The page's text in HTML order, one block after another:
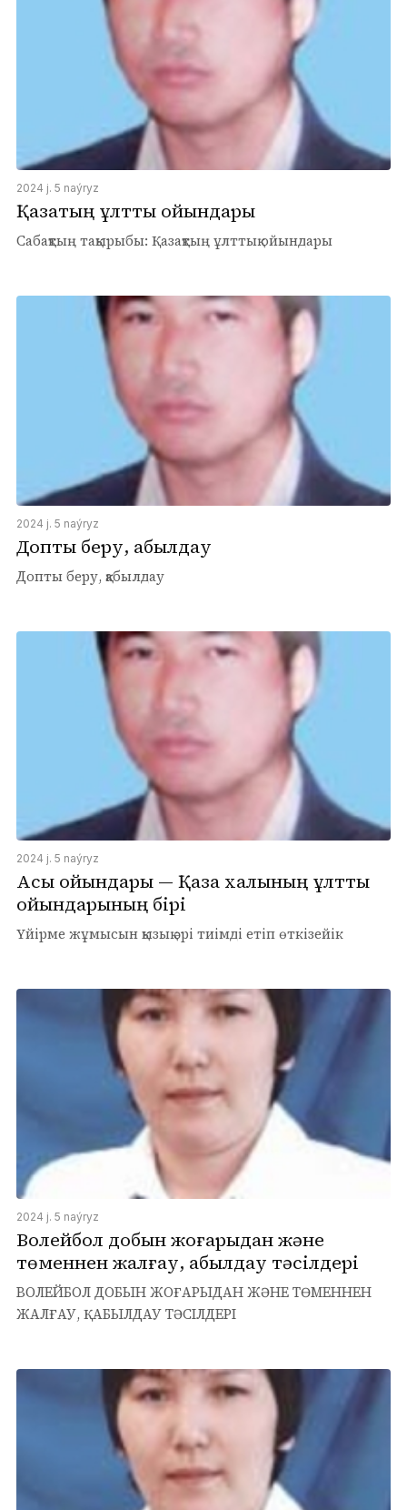
2024 j. 5 naýryz
Қазақтың ұлттық ойындары
Сабақтың тақырыбы: Қазақтың ұлттық ойындары
2024 j. 5 naýryz
Допты беру, қабылдау
Допты беру, қабылдау
2024 j. 5 naýryz
Асық ойындары — Қазақ халқының ұлттық
ойындарының бірі
Үйірме жұмысын қызық әрі тиімді етіп өткізейік
2024 j. 5 naýryz
Волейбол добын жоғарыдан және
төменнен жалғау, қабылдау тәсілдері
ВОЛЕЙБОЛ ДОБЫН ЖОҒАРЫДАН ЖӘНЕ ТӨМЕННЕН
ЖАЛҒАУ, ҚАБЫЛДАУ ТӘСІЛДЕРІ